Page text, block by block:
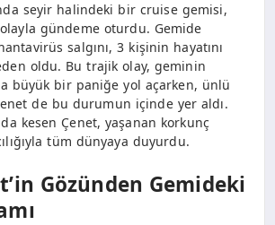
seyir halindeki bir cruise gemisi,
gündeme oturdu. Gemide
salgını, 3 kişinin hayatını
oldu. Bu trajik olay, geminin
büyük bir paniğe yol açarken, ünlü
de bu durumun içinde yer aldı.
kesen Çenet, yaşanan korkunç
tüm dünyaya duyurdu.
Gözünden Gemideki